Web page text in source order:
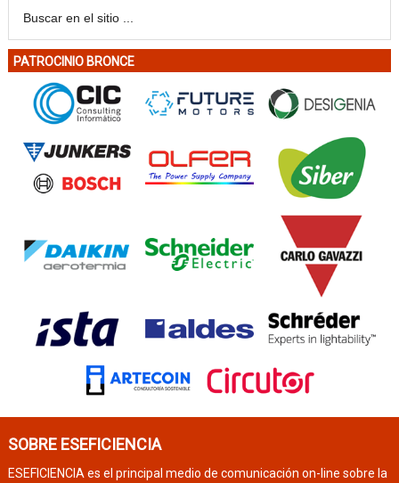
PATROCINIO BRONCE
SOBRE ESEFICIENCIA
ESEFICIENCIA es el principal medio de comunicación on-line sobre la